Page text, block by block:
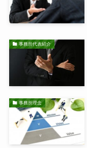
事務所代表紹介
事務所理念